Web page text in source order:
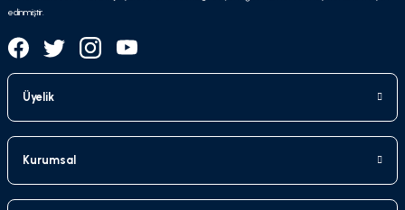
edinmiştir.
Üyelik
Kurumsal